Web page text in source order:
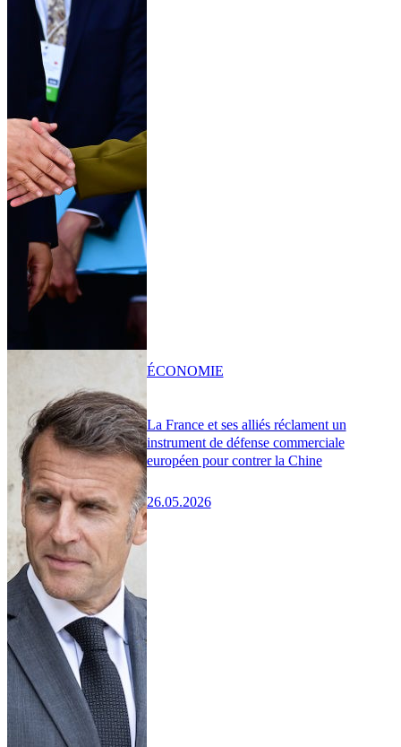
La France et ses alliés réclament un
instrument de défense commerciale
européen pour contrer la Chine
26.05.2026
ÉCONOMIE